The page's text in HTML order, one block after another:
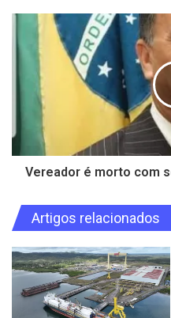
Vereador é morto com
Artigos relacionados